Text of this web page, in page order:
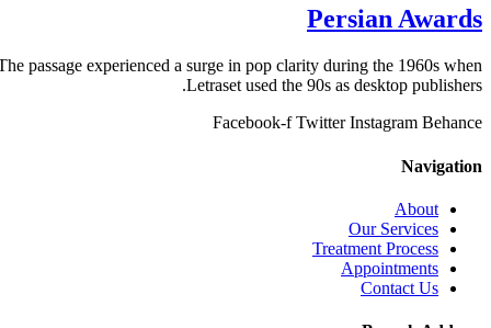
Persian Awards
The passage experienced a surge in pop clarity during the 1960s when
Letraset used the 90s as desktop publishers.
Facebook-f Twitter Instagram Behance
Navigation
About
Our Services
Treatment Process
Appointments
Contact Us